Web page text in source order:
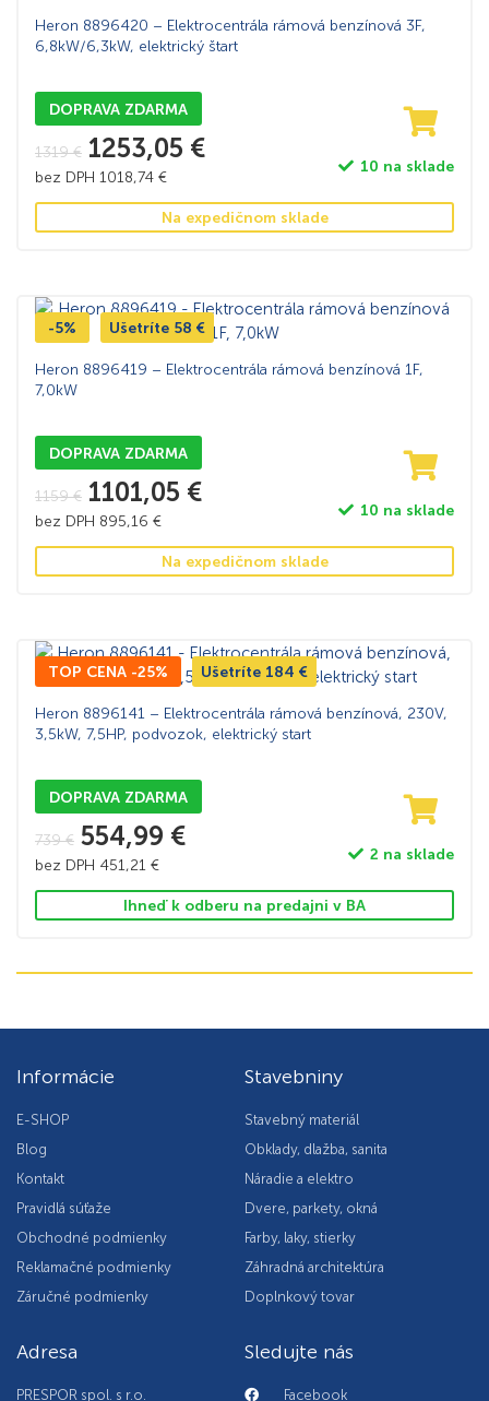
Heron 8896420 – Elektrocentrála rámová benzínová 3F,
6,8kW/6,3kW, elektrický štart
DOPRAVA ZDARMA
1319€ 1253,05 €
bez DPH 1018,74 €
10 na sklade
Na expedičnom sklade
-5% Ušetríte 58 €
Heron 8896419 – Elektrocentrála rámová benzínová 1F,
7,0kW
DOPRAVA ZDARMA
1159€ 1101,05 €
bez DPH 895,16 €
10 na sklade
Na expedičnom sklade
TOP CENA -25% Ušetríte 184 €
Heron 8896141 – Elektrocentrála rámová benzínová, 230V,
3,5kW, 7,5HP, podvozok, elektrický start
DOPRAVA ZDARMA
739€ 554,99 €
bez DPH 451,21 €
2 na sklade
Ihneď k odberu na predajni v BA
Informácie
E-SHOP
Blog
Kontakt
Pravidlá súťaže
Obchodné podmienky
Reklamačné podmienky
Záručné podmienky
Stavebniny
Stavebný materiál
Obklady, dlažba, sanita
Náradie a elektro
Dvere, parkety, okná
Farby, laky, stierky
Záhradná architektúra
Doplnkový tovar
Adresa
PRESPOR spol. s r.o.
Sledujte nás
Facebook